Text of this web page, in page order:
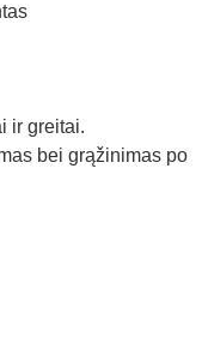
ir greitai.
bei grąžinimas po